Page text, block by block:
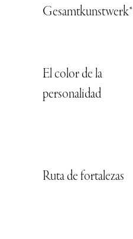
Gesamtkunstwerk*
El color de la
personalidad
Ruta de fortalezas